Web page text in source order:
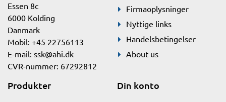
Essen 8c
6000 Kolding
Danmark
Mobil: +45 22756113
E-mail: ssk@ahi.dk
CVR-nummer: 67292812
Firmaoplysninger
Nyttige links
Handelsbetingelser
About us
Produkter Din konto